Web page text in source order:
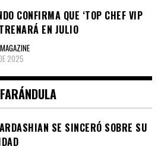
CONFIRMA QUE ‘TOP CHEF VIP
EN JULIO
2025
FARÁNDULA
SE SINCERÓ SOBRE SU